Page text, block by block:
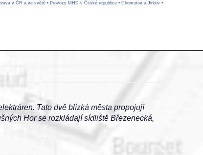
v ČR a ve světě• Provozy MHD v České republice• Chomutov a Jirkov•
Tato dvě blízká města propojují
Hor se rozkládají sídliště Březenecká,